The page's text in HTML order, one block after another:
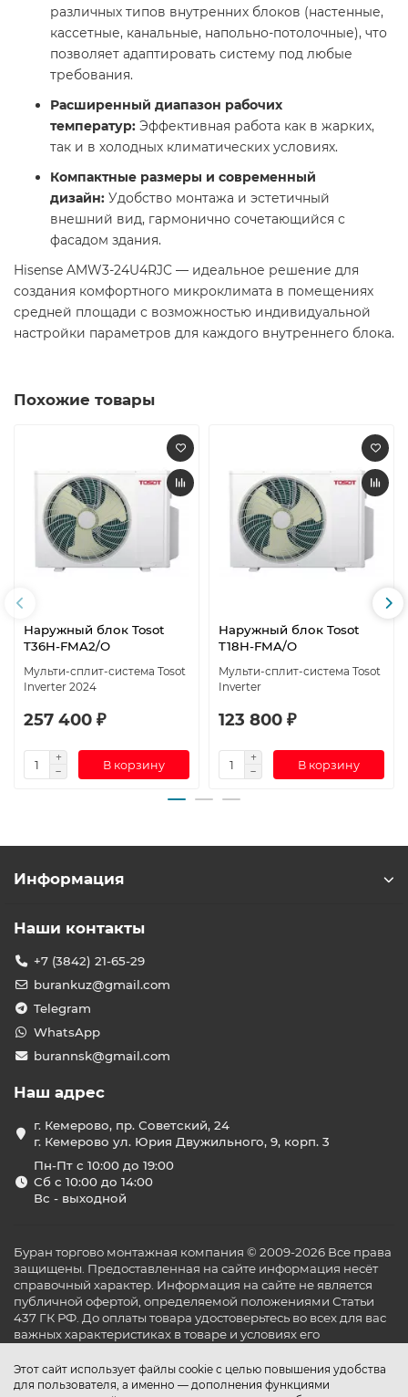
различных типов внутренних блоков (настенные,
кассетные, канальные, напольно-потолочные), что
позволяет адаптировать систему под любые
требования.​
Расширенный диапазон рабочих
температур: Эффективная работа как в жарких,
так и в холодных климатических условиях.​
Компактные размеры и современный
дизайн: Удобство монтажа и эстетичный
внешний вид, гармонично сочетающийся с
фасадом здания.​
Hisense AMW3-24U4RJC — идеальное решение для
создания комфортного микроклимата в помещениях
средней площади с возможностью индивидуальной
настройки параметров для каждого внутреннего блока.​
Похожие товары
Наружный блок Tosot
T36H-FMA2/O
Мульти-сплит-система Tosot
Inverter 2024
257 400 ₽
В корзину
Наружный блок Tosot
T18H-FMA/O
Мульти-сплит-система Tosot
Inverter
123 800 ₽
В корзину
Этот сайт использует файлы cookie с целью повышения удобства
для пользователя, а именно — дополнения функциями
Информация
Наши контакты
+7 (3842) 21-65-29
burankuz@gmail.com
Telegram
WhatsApp
burannsk@gmail.com
Наш адрес
г. Кемерово, пр. Советский, 24
г. Кемерово ул. Юрия Двужильного, 9, корп. 3
Пн-Пт с 10:00 до 19:00
Сб с 10:00 до 14:00
Вс - выходной
Буран торгово монтажная компания © 2009-2026 Все права
защищены. Предоставленная на сайте информация несёт
справочный характер. Информация на сайте не является
публичной офертой, определяемой положениями Статьи
437 ГК РФ. До оплаты товара удостоверьтесь во всех для вас
важных характеристиках в товаре и условиях его